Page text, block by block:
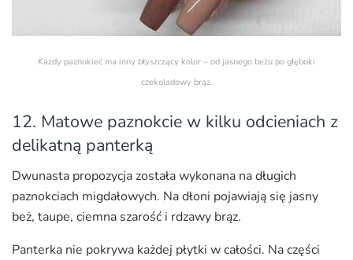
Każdy paznokieć ma inny błyszczący kolor – od jasnego beżu po głęboki
czekoladowy brąz.
12. Matowe paznokcie w kilku odcieniach z
delikatną panterką
Dwunasta propozycja została wykonana na długich
paznokciach migdałowych. Na dłoni pojawiają się jasny
beż, taupe, ciemna szarość i rdzawy brąz.
Panterka nie pokrywa każdej płytki w całości. Na części